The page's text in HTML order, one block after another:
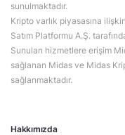
Hakkımızda
sunulmaktadır.
Kripto varlık piyasasına
Satım Platformu A.Ş.
Sunulan hizmetlere erişim
sağlanan Midas ve Midas
sağlanmaktadır.